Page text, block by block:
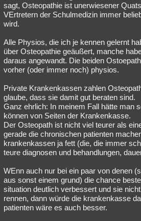
sagt, Osteopathie ist unerwiesener
VErtretern der Schulmedizin immer
wird.
Alle Physios, die ich je kennen gelernt
über Osteopathie geäußert, manche
daraus angewandt. Die beiden
vorher (oder immer noch) physios.
Private Krankenkassen zahlen
glaube, dass sie damit gut beraten sind.
Ganz ehrlich: In meinem Fall hätte man
können von Seiten der Krankenkasse.
Der Osteopath ist nicht viel teurer als
gerade die chronischen patienten
krankenkassen ja fett (die, die immer
teure diagnosen und behandlungen,
WEnn auch nur bei ein paar von denen
aus sonst einem grund) die chance
situation deutlich verbessert und sie
rennen, dann würde die krankenkasse
patienten wäre es auch besser.